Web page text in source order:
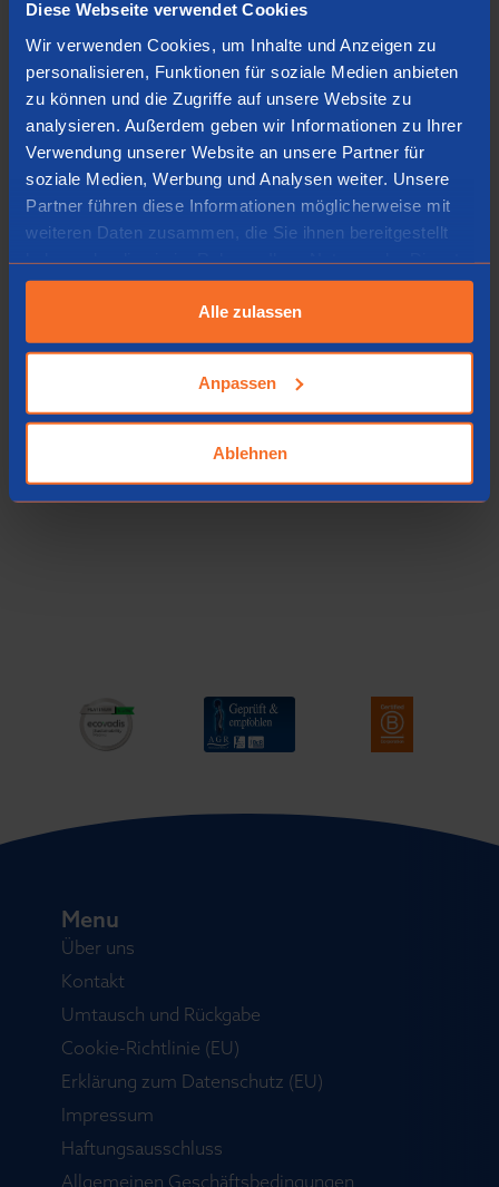
Diese Webseite verwendet Cookies
Wir verwenden Cookies, um Inhalte und Anzeigen zu
personalisieren, Funktionen für soziale Medien anbieten
zu können und die Zugriffe auf unsere Website zu
analysieren. Außerdem geben wir Informationen zu Ihrer
Verwendung unserer Website an unsere Partner für
soziale Medien, Werbung und Analysen weiter. Unsere
Partner führen diese Informationen möglicherweise mit
weiteren Daten zusammen, die Sie ihnen bereitgestellt
haben oder die sie im Rahmen Ihrer Nutzung der Dienste
gesammelt haben.
Alle zulassen
Anpassen
Ablehnen
Menu
Über uns
Kontakt
Umtausch und Rückgabe
Cookie-Richtlinie (EU)
Erklärung zum Datenschutz (EU)
Impressum
Haftungsausschluss
Allgemeinen Geschäftsbedingungen